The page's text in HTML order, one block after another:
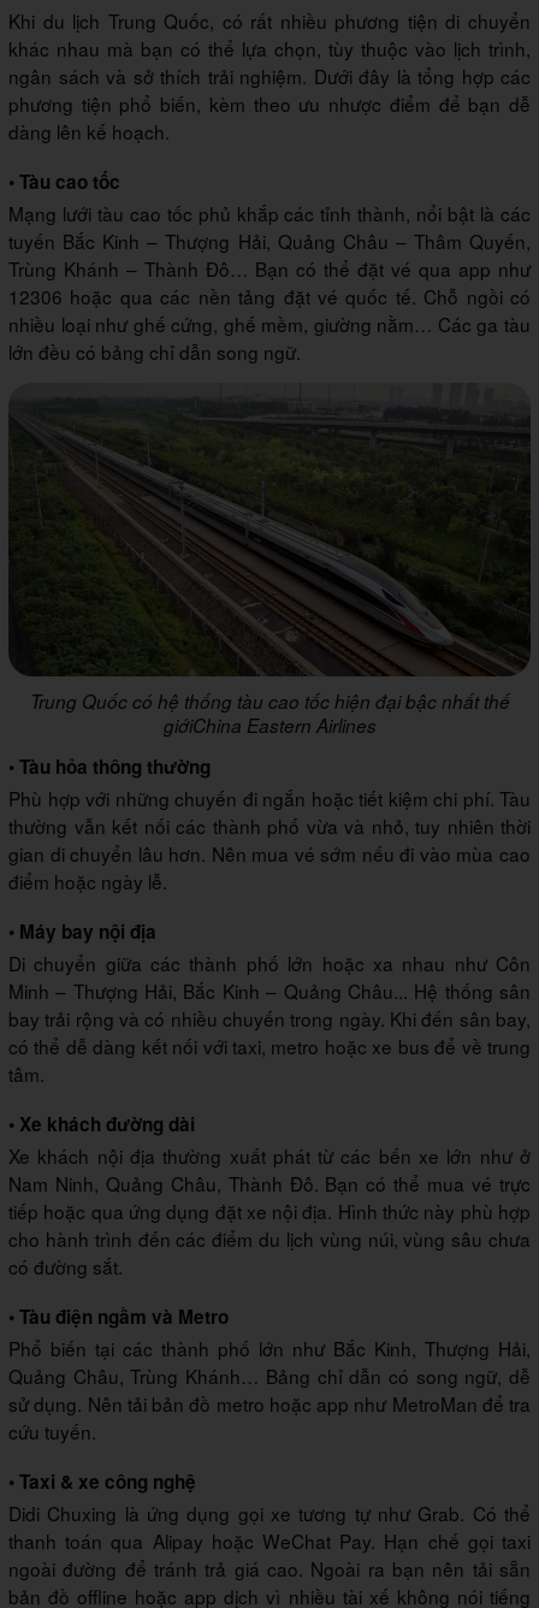
Khi du lịch Trung Quốc, có rất nhiều phương tiện di chuyển
khác nhau mà bạn có thể lựa chọn, tùy thuộc vào lịch trình,
ngân sách và sở thích trải nghiệm. Dưới đây là tổng hợp các
phương tiện phổ biến, kèm theo ưu nhược điểm để bạn dễ
dàng lên kế hoạch.
• Tàu cao tốc
Mạng lưới tàu cao tốc phủ khắp các tỉnh thành, nổi bật là các
tuyến Bắc Kinh – Thượng Hải, Quảng Châu – Thâm Quyến,
Trùng Khánh – Thành Đô… Bạn có thể đặt vé qua app như
12306 hoặc qua các nền tảng đặt vé quốc tế. Chỗ ngồi có
nhiều loại như ghế cứng, ghế mềm, giường nằm… Các ga tàu
lớn đều có bảng chỉ dẫn song ngữ.
Trung Quốc có hệ thống tàu cao tốc hiện đại bậc nhất thế
giớiChina Eastern Airlines
• Tàu hỏa thông thường
Phù hợp với những chuyến đi ngắn hoặc tiết kiệm chi phí. Tàu
thường vẫn kết nối các thành phố vừa và nhỏ, tuy nhiên thời
gian di chuyển lâu hơn. Nên mua vé sớm nếu đi vào mùa cao
điểm hoặc ngày lễ.
• Máy bay nội địa
Di chuyển giữa các thành phố lớn hoặc xa nhau như Côn
Minh – Thượng Hải, Bắc Kinh – Quảng Châu... Hệ thống sân
bay trải rộng và có nhiều chuyến trong ngày. Khi đến sân bay,
có thể dễ dàng kết nối với taxi, metro hoặc xe bus để về trung
tâm.
• Xe khách đường dài
Xe khách nội địa thường xuất phát từ các bến xe lớn như ở
Nam Ninh, Quảng Châu, Thành Đô. Bạn có thể mua vé trực
tiếp hoặc qua ứng dụng đặt xe nội địa. Hình thức này phù hợp
cho hành trình đến các điểm du lịch vùng núi, vùng sâu chưa
có đường sắt.
• Tàu điện ngầm và Metro
Phổ biến tại các thành phố lớn như Bắc Kinh, Thượng Hải,
Quảng Châu, Trùng Khánh… Bảng chỉ dẫn có song ngữ, dễ
sử dụng. Nên tải bản đồ metro hoặc app như MetroMan để tra
cứu tuyến.
• Taxi & xe công nghệ
Didi Chuxing là ứng dụng gọi xe tương tự như Grab. Có thể
thanh toán qua Alipay hoặc WeChat Pay. Hạn chế gọi taxi
ngoài đường để tránh trả giá cao. Ngoài ra bạn nên tải sẵn
bản đồ offline hoặc app dịch vì nhiều tài xế không nói tiếng